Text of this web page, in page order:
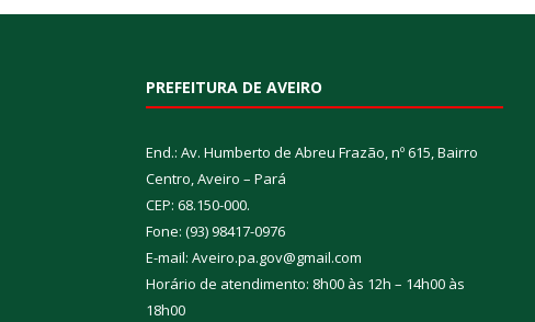
PREFEITURA DE AVEIRO
End.: Av. Humberto de Abreu Frazão, nº 615, Bairro
Centro, Aveiro – Pará
CEP: 68.150-000.
Fone: (93) 98417-0976
E-mail: Aveiro.pa.gov@gmail.com
Horário de atendimento: 8h00 às 12h – 14h00 às
18h00